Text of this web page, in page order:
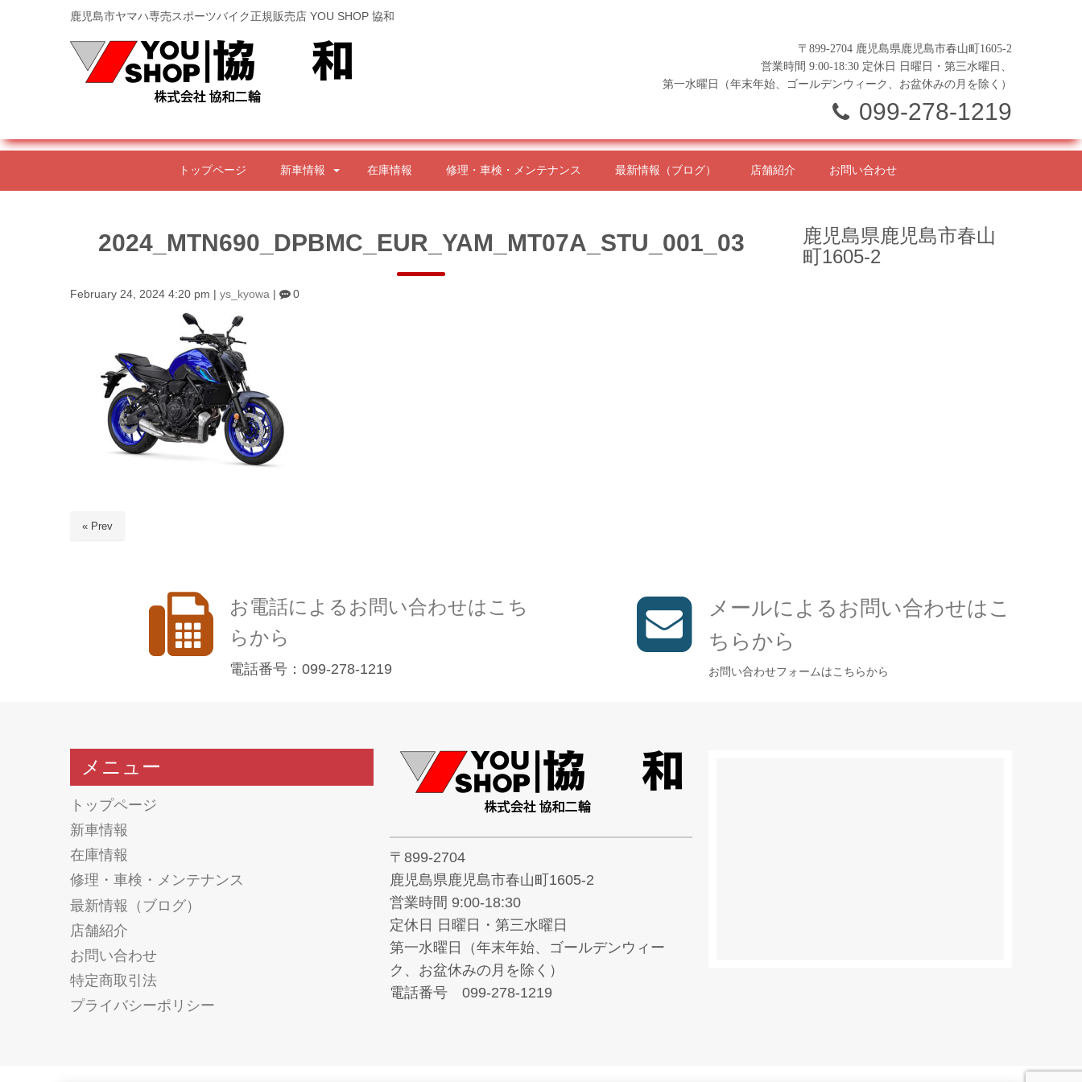
鹿児島市ヤマハ専売スポーツバイク正規販売店 YOU SHOP 協和
〒899-2704 鹿児島県鹿児島市春山町1605-2
営業時間 9:00-18:30 定休日 日曜日・第三水曜日、
第一水曜日（年末年始、ゴールデンウィーク、お盆休みの月を除く）
099-278-1219
トップページ 新車情報 在庫情報 修理・車検・メンテナンス 最新情報（ブログ） 店舗紹介 お問い合わせ
2024_MTN690_DPBMC_EUR_YAM_MT07A_STU_001_03
February 24, 2024 4:20 pm ys_kyowa 0
« Prev
鹿児島県鹿児島市春山
町1605-2
お電話によるお問い合わせはこち
らから
電話番号：099-278-1219
メールによるお問い合わせはこ
ちらから
お問い合わせフォームはこちらから
メニュー
トップページ
新車情報
在庫情報
修理・車検・メンテナンス
最新情報（ブログ）
店舗紹介
お問い合わせ
特定商取引法
プライバシーポリシー
〒899-2704
鹿児島県鹿児島市春山町1605-2
営業時間 9:00-18:30
定休日 日曜日・第三水曜日
第一水曜日（年末年始、ゴールデンウィー
ク、お盆休みの月を除く）
電話番号 099-278-1219